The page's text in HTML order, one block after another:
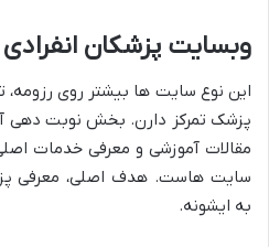
وبسایت پزشکان
این نوع سایت ها بیشتر روی
پزشک تمرکز دارن. بخش نوبت دهی
مقالات آموزشی و معرفی خدمات
سایت هاست. هدف اصلی، معرفی
به ایشونه.